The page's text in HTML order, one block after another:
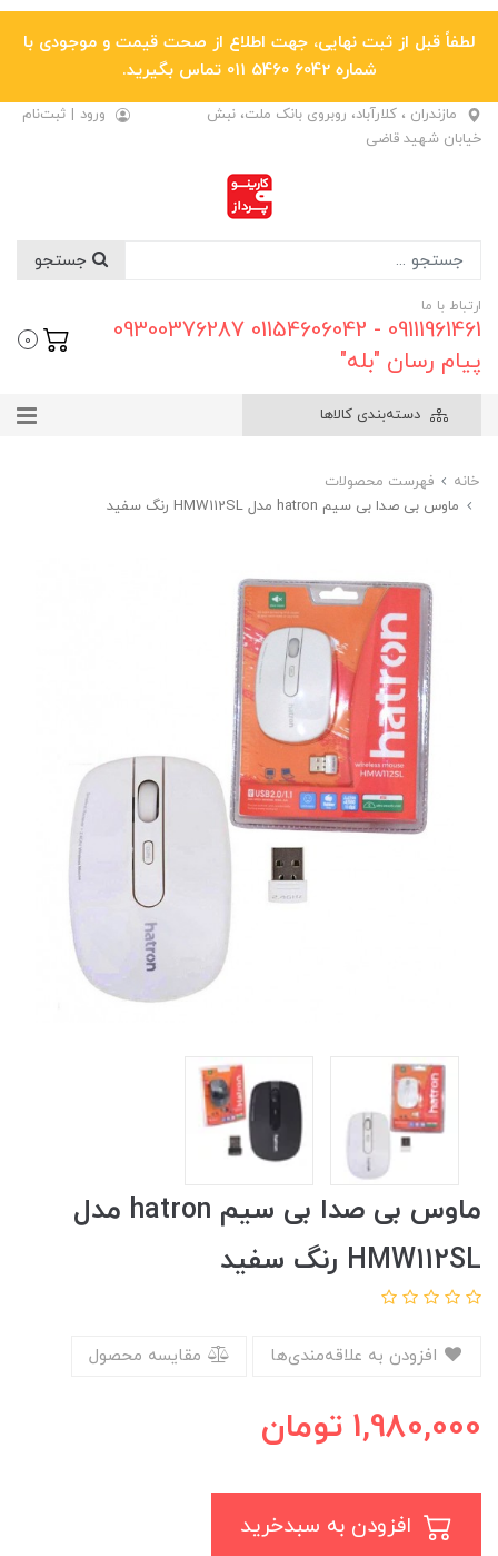
لطفاً قبل از ثبت نهایی، جهت اطلاع از صحت قیمت و موجودی با
شماره 6042 5460 011 تماس بگیرید.
مازندران ، کلارآباد، روبروی بانک ملت، نبش
خیابان شهید قاضی
ورود | ثبت‌نام
ارتباط با ما
09111961461 - 01154606042 09300376287
پیام رسان "بله"
0
دسته‌بندی کالاها
خانه
فهرست محصولات
ماوس بی صدا بی سیم hatron مدل HMW112SL رنگ سفید
ماوس بی صدا بی سیم hatron مدل
HMW112SL رنگ سفید
مقایسه محصول
1,980,000 تومان